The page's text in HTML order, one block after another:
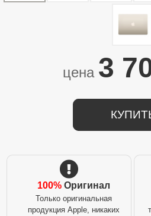
цена 3
100% Оригинал
Только оригинальная
продукция Apple, никаких